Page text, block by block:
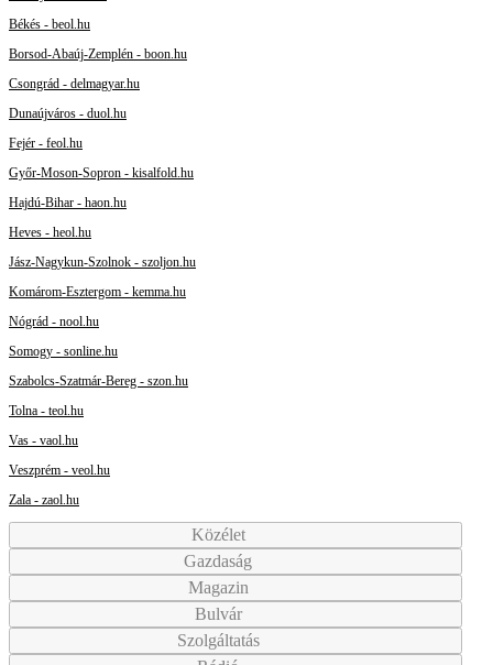
Békés - beol.hu
Borsod-Abaúj-Zemplén - boon.hu
Csongrád - delmagyar.hu
Dunaújváros - duol.hu
Fejér - feol.hu
Győr-Moson-Sopron - kisalfold.hu
Hajdú-Bihar - haon.hu
Heves - heol.hu
Jász-Nagykun-Szolnok - szoljon.hu
Komárom-Esztergom - kemma.hu
Nógrád - nool.hu
Somogy - sonline.hu
Szabolcs-Szatmár-Bereg - szon.hu
Tolna - teol.hu
Vas - vaol.hu
Veszprém - veol.hu
Zala - zaol.hu
Közélet
Gazdaság
Magazin
Bulvár
Szolgáltatás